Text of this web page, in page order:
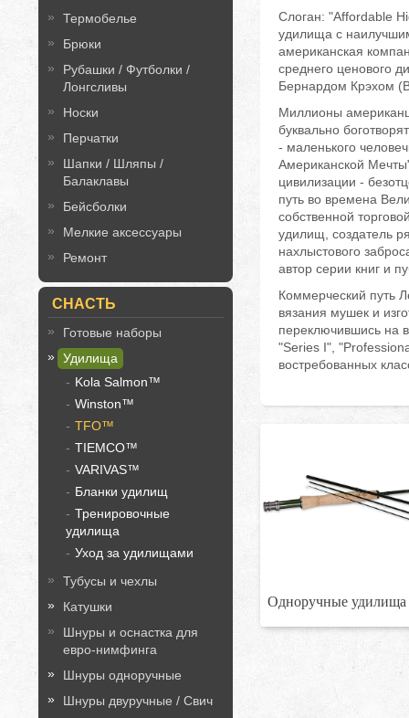
Термобелье
Брюки
Рубашки / Футболки /
Лонгсливы
Носки
Перчатки
Шапки / Шляпы /
Балаклавы
Бейсболки
Мелкие аксессуары
Ремонт
СНАСТЬ
Готовые наборы
Удилища
Kola Salmon™
Winston™
TFO™
TIEMCO™
VARIVAS™
Бланки удилищ
Тренировочные
удилища
Уход за удилищами
Тубусы и чехлы
Катушки
Шнуры и оснастка для
евро-нимфинга
Шнуры одноручные
Шнуры двуручные / Свич
Слоган: "Affordable
удилища с
американская
среднего ценового
Бернардом Крэхом
Миллионы
буквально
- маленького
Американской
цивилизации -
путь во времена
собственной
удилищ, создатель
нахлыстового
автор серии книг и
Коммерческий путь
вязания мушек и
переключившись на
"Series I",
востребованных
Одноручные удилища